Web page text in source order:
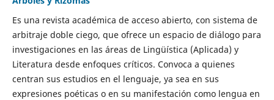
Es una revista académica de acceso abierto, con sistema de
arbitraje doble ciego, que ofrece un espacio de diálogo para
investigaciones en las áreas de Lingüística (Aplicada) y
Literatura desde enfoques críticos. Convoca a quienes
centran sus estudios en el lenguaje, ya sea en sus
expresiones poéticas o en su manifestación como lengua en